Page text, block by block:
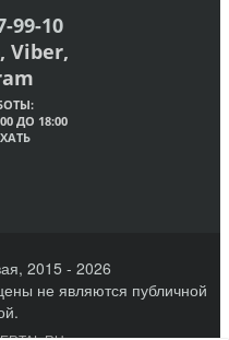
99-10
Viber,
ДО 18:00
2015 - 2026
не являются публичной